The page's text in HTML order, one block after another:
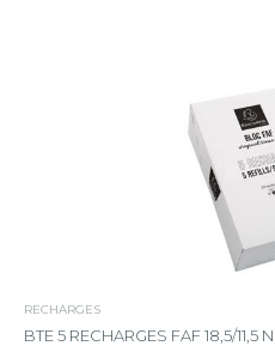
RECHARGES
BTE 5 RECHARGES FAF 18,5/11,5